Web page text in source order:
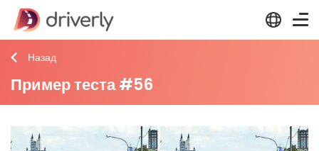
Назад
Пример теста #56